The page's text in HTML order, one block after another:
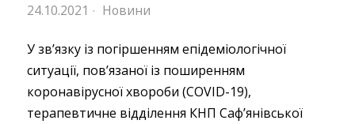
24.10.2021 · Новини
У зв’язку із погіршенням епідеміологічної
ситуації, пов’язаної із поширенням
коронавірусної хвороби (COVID-19),
терапевтичне відділення КНП Саф’янівської